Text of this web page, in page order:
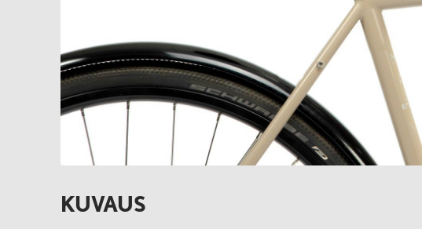
KUVAUS